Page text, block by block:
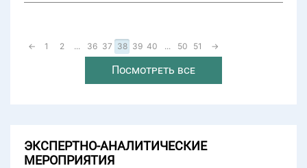
← 1 2 ... 36 37 38 39 40 ... 50 51 →
Посмотреть все
ЭКСПЕРТНО-АНАЛИТИЧЕСКИЕ
МЕРОПРИЯТИЯ